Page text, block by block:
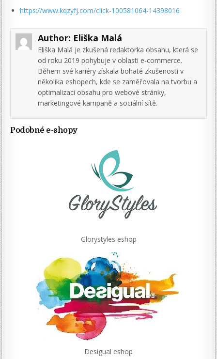
https://www.kqzyfj.com/click-100581064-14398016
Author: Eliška Malá
Eliška Malá je zkušená redaktorka obsahu, která se
od roku 2019 pohybuje v oblasti e-commerce.
Během své kariéry získala bohaté zkušenosti v
několika eshopech, kde se zaměřovala na tvorbu a
optimalizaci obsahu pro webové stránky,
marketingové kampaně a sociální sítě.
Podobné e-shopy
Glorystyles eshop
Desigual eshop